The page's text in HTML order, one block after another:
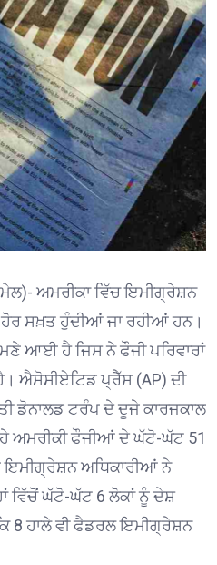
ਅਮਰੀਕਾ ਵਿੱਚ ਇਮੀਗ੍ਰੇਸ਼ਨ
ਸਖ਼ਤ ਹੁੰਦੀਆਂ ਜਾ ਰਹੀਆਂ ਹਨ।
ਆਈ ਹੈ ਜਿਸ ਨੇ ਫੌਜੀ ਪਰਿਵਾਰਾਂ
ਐਸੋਸੀਏਟਿਡ ਪ੍ਰੈੱਸ (AP) ਦੀ
ਡੋਨਾਲਡ ਟਰੰਪ ਦੇ ਦੂਜੇ ਕਾਰਜਕਾਲ
ਅਮਰੀਕੀ ਫੌਜੀਆਂ ਦੇ ਘੱਟੋ-ਘੱਟ 51
ਅਧਿਕਾਰੀਆਂ ਨੇ
ਵਿੱਚੋਂ ਘੱਟੋ-ਘੱਟ 6 ਲੋਕਾਂ ਨੂੰ ਦੇਸ਼
8 ਹਾਲੇ ਵੀ ਫੈਡਰਲ ਇਮੀਗ੍ਰੇਸ਼ਨ